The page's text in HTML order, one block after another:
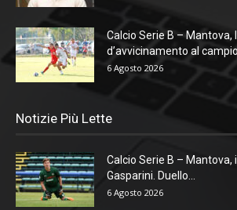
Calcio Serie B – Mantova,
d’avvicinamento al
6 Agosto 2026
Notizie Più Lette
Calcio Serie B –
Gasparini. Duello...
6 Agosto 2026